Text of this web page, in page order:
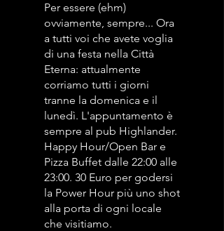
Per essere (ehm)
ovviamente, sempre... Ora
a tutti voi che avete voglia
di una festa nella Città
Eterna: attualmente
corriamo tutti i giorni
tranne la domenica e il
lunedì. L'appuntamento è
sempre al pub Highlander.
Happy Hour/Open Bar e
Pizza Buffet dalle 22:00 alle
23:00. 30 Euro per godersi
la Power Hour più uno shot
alla porta di ogni locale
che visitiamo.